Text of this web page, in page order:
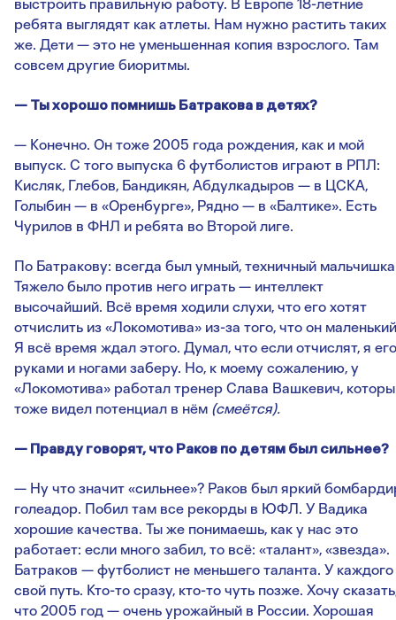
выстроить правильную работу. В Европе 18-летние
ребята выглядят как атлеты. Нам нужно растить таких
же. Дети — это не уменьшенная копия взрослого. Там
совсем другие биоритмы.
— Ты хорошо помнишь Батракова в детях?
— Конечно. Он тоже 2005 года рождения, как и мой
выпуск. С того выпуска 6 футболистов играют в РПЛ:
Кисляк, Глебов, Бандикян, Абдулкадыров — в ЦСКА,
Голыбин — в «Оренбурге», Рядно — в «Балтике». Есть
Чурилов в ФНЛ и ребята во Второй лиге.
По Батракову: всегда был умный, техничный
Тяжело было против него играть — интеллект
высочайший. Всё время ходили слухи, что его хотят
отчислить из «Локомотива» из-за того, что он
Я всё время ждал этого. Думал, что если отчислят, я
руками и ногами заберу. Но, к моему сожалению, у
«Локомотива» работал тренер Слава Вашкевич,
тоже видел потенциал в нём (смеётся).
— Правду говорят, что Раков по детям был сильнее?
— Ну что значит «сильнее»? Раков был яркий
голеадор. Побил там все рекорды в ЮФЛ. У Вадика
хорошие качества. Ты же понимаешь, как у нас это
работает: если много забил, то всё: «талант», «звезда».
Батраков — футболист не меньшего таланта. У каждого
свой путь. Кто-то сразу, кто-то чуть позже. Хочу
что 2005 год — очень урожайный в России. Хорошая